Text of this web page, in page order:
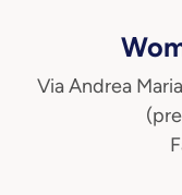
Via Andrea